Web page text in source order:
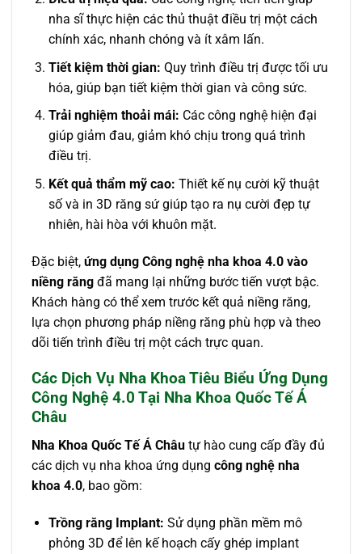
nha sĩ thực hiện các thủ thuật điều trị một cách
chính xác, nhanh chóng và ít xâm lấn.
Tiết kiệm thời gian: Quy trình điều trị được tối ưu
hóa, giúp bạn tiết kiệm thời gian và công sức.
Trải nghiệm thoải mái: Các công nghệ hiện đại
giúp giảm đau, giảm khó chịu trong quá trình
điều trị.
Kết quả thẩm mỹ cao: Thiết kế nụ cười kỹ thuật
số và in 3D răng sứ giúp tạo ra nụ cười đẹp tự
nhiên, hài hòa với khuôn mặt.
Đặc biệt, ứng dụng Công nghệ nha khoa 4.0 vào
niềng răng đã mang lại những bước tiến vượt bậc.
Khách hàng có thể xem trước kết quả niềng răng,
lựa chọn phương pháp niềng răng phù hợp và theo
dõi tiến trình điều trị một cách trực quan.
Các Dịch Vụ Nha Khoa Tiêu Biểu Ứng Dụng
Công Nghệ 4.0 Tại Nha Khoa Quốc Tế Á
Châu
Nha Khoa Quốc Tế Á Châu tự hào cung cấp đầy đủ
các dịch vụ nha khoa ứng dụng công nghệ nha
khoa 4.0, bao gồm:
Trồng răng Implant: Sử dụng phần mềm mô
phỏng 3D để lên kế hoạch cấy ghép implant